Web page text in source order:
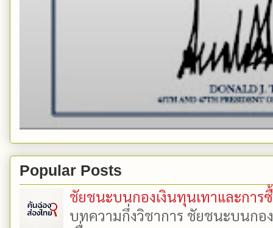
Popular Posts
ชัยชนะบนกองเงินทุนเทาและการ
บทความกึ่งวิชาการ ชัยชนะบนกอ